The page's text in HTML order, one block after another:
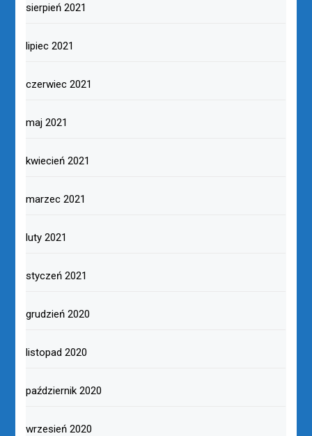
sierpień 2021
lipiec 2021
czerwiec 2021
maj 2021
kwiecień 2021
marzec 2021
luty 2021
styczeń 2021
grudzień 2020
listopad 2020
październik 2020
wrzesień 2020